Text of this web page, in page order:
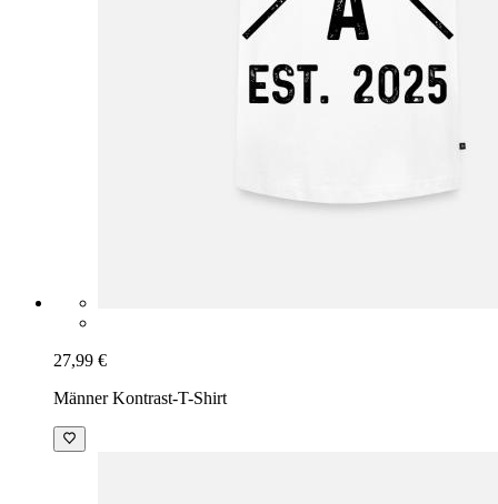
27,99 €
Männer Kontrast-T-Shirt